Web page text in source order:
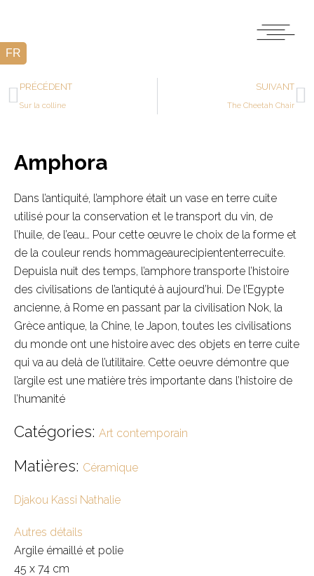
PRÉCÉDENT
Sur la colline
SUIVANT
The Cheetah Chair
Amphora
Dans l’antiquité, l’amphore était un vase en terre cuite
utilisé pour la conservation et le transport du vin, de
l’huile, de l’eau… Pour cette œuvre le choix de la forme et
de la couleur rends hommageaurecipiententerrecuite.
Depuisla nuit des temps, l’amphore transporte l’histoire
des civilisations de l’antiquté à aujourd’hui. De l’Egypte
ancienne, à Rome en passant par la civilisation Nok, la
Grèce antique, la Chine, le Japon, toutes les civilisations
du monde ont une histoire avec des objets en terre cuite
qui va au delà de l’utilitaire. Cette oeuvre démontre que
l’argile est une matière très importante dans l’histoire de
l’humanité
Catégories: Art contemporain
Matières: Céramique
Djakou Kassi Nathalie
Autres détails
Argile émaillé et polie
45 x 74 cm